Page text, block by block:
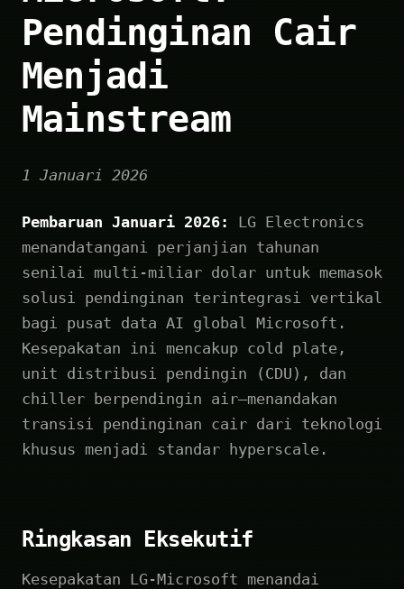
Pendinginan Cair
Menjadi
Mainstream
1 Januari 2026
Pembaruan Januari 2026:
LG Electronics
menandatangani perjanjian tahunan
senilai multi-miliar dolar untuk memasok
solusi pendinginan terintegrasi vertikal
bagi pusat data AI global Microsoft.
Kesepakatan ini mencakup cold plate,
unit distribusi pendingin (CDU), dan
chiller berpendingin air—menandakan
transisi pendinginan cair dari teknologi
khusus menjadi standar hyperscale.
Ringkasan Eksekutif
Kesepakatan LG-Microsoft menandai